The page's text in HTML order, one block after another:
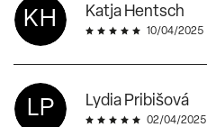
KH Katja Hentsch
10/04/2025
LP Lydia Pribišová
02/04/2025